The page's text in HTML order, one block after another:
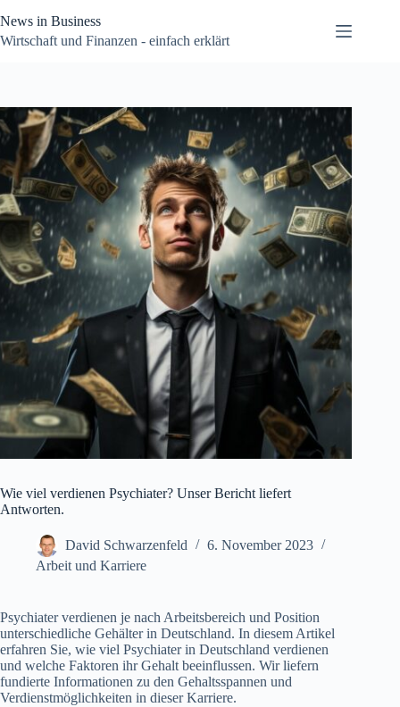
Inhalt
springen
News in Business
Wirtschaft und Finanzen - einfach erklärt
Wie viel verdienen Psychiater? Unser Bericht liefert
Antworten.
David Schwarzenfeld
6. November 2023
Arbeit und Karriere
Psychiater verdienen je nach Arbeitsbereich und Position
unterschiedliche Gehälter in Deutschland. In diesem Artikel
erfahren Sie, wie viel Psychiater in Deutschland verdienen
und welche Faktoren ihr Gehalt beeinflussen. Wir liefern
fundierte Informationen zu den Gehaltsspannen und
Verdienstmöglichkeiten in dieser Karriere.